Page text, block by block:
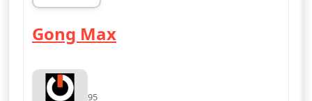
fin 12h00
Gong Max— Gong Max
95